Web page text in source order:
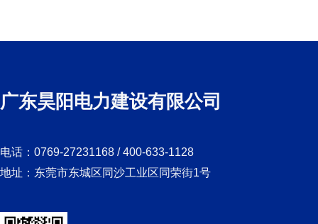
广东昊阳电力建设有限公司
电话：0769-27231168 / 400-633-1128
地址：东莞市东城区同沙工业区同荣街1号